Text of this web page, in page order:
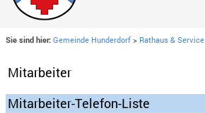
Sie sind hier: Gemeinde Hunderdorf > Rathaus & Service
Mitarbeiter
Mitarbeiter-Telefon-Liste